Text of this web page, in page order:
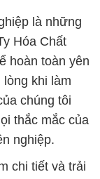
là những
Hóa Chất
hoàn toàn yên
khi làm
chúng tôi
thắc mắc của
nghiệp.
chi tiết và trải